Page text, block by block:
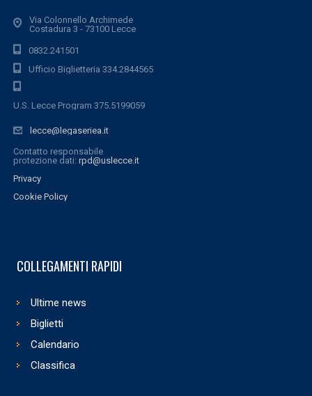
Via Colonnello Archimede
Costadura 3 - 73100 Lecce
0832.241501
Ufficio Biglietteria 334.2844565
U.S. Lecce Program 375.5199059
lecce@legaseriea.it
Contatto responsabile
protezione dati: rpd@uslecce.it
Privacy
Cookie Policy
COLLEGAMENTI RAPIDI
Ultime news
Biglietti
Calendario
Classifica